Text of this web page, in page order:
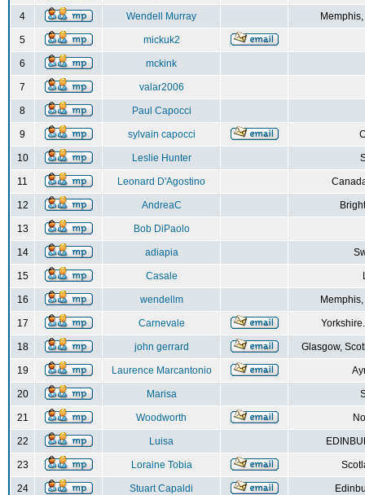
4 Wendell Murray
5 mickuk2
6 mckink
7 valar2006
8 Paul Capocci
9 sylvain capocci
10 Leslie Hunter
11 Leonard D'Agostino
12 AndreaC
13 Bob DiPaolo
14 adiapia
15 Casale
16 wendellm
17 Carnevale
18 john gerrard Glasgow,
19 Laurence Marcantonio
20 Marisa
21 Woodworth
22 Luisa
23 Loraine Tobia
24 Stuart Capaldi